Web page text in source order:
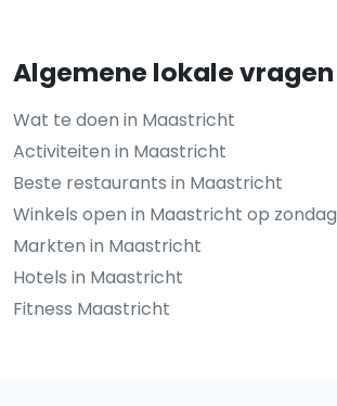
Algemene lokale vragen
Wat te doen in Maastricht
Activiteiten in Maastricht
Beste restaurants in Maastricht
Winkels open in Maastricht op zondag
Markten in Maastricht
Hotels in Maastricht
Fitness Maastricht